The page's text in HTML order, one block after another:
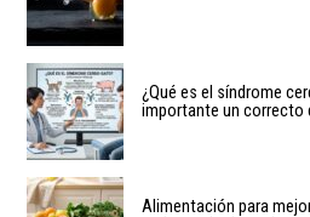
¿Qué es el síndrome
importante un correcto
Alimentación para